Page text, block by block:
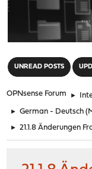
UNREAD POSTS
OPNsense Forum ►
► German - Deutsch
► 21.1.8 Änderungen